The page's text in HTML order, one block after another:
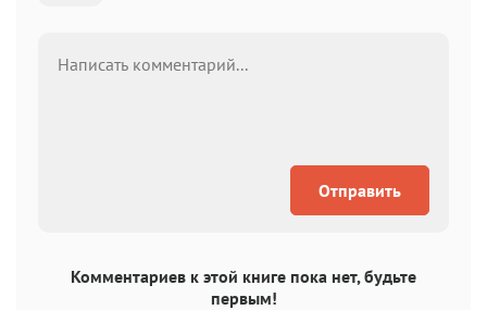
Отправить
Комментариев к этой книге пока нет, будьте
первым!